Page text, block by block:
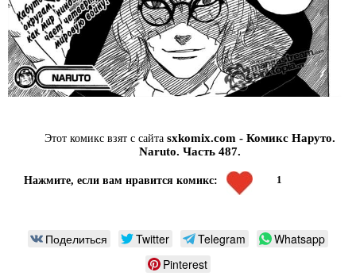
Этот комикс взят с сайта sxkomix.com - Комикс Наруто.
Naruto. Часть 487.
Нажмите, если вам нравится комикс: 1
Поделиться Twitter Telegram
Whatsapp
Pinterest